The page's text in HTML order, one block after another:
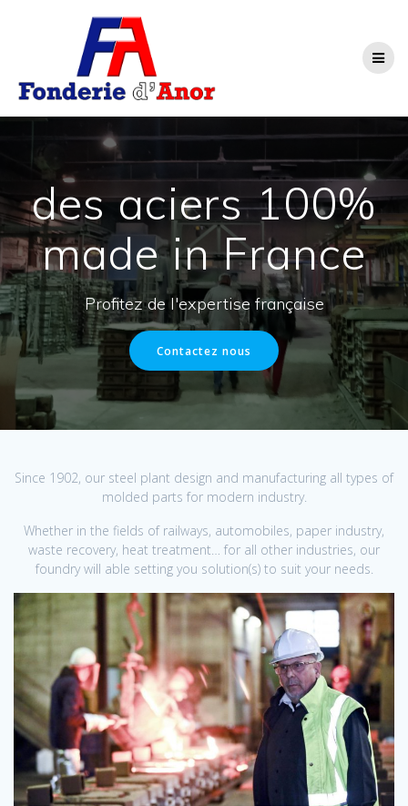
des aciers 100%
made in France
Profitez de l'expertise française
Contactez nous
Since 1902, our steel plant design and manufacturing all types of
molded parts for modern industry.
Whether in the fields of railways, automobiles, paper industry,
waste recovery, heat treatment… for all other industries, our
foundry will able setting you solution(s) to suit your needs.